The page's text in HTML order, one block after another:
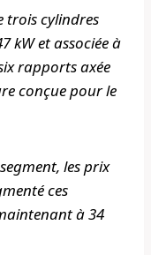
trois cylindres
kW et associée à
rapports axée
conçue pour le
les prix
ces
à 34